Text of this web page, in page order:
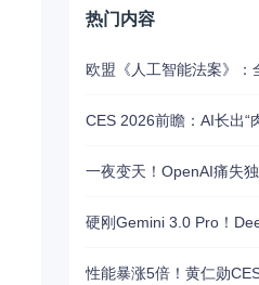
热门内容
欧盟《人工智能法案》：
CES 2026前瞻：AI长出“
一夜变天！OpenAI痛失
硬刚Gemini 3.0 Pro！
性能暴涨5倍！黄仁勋